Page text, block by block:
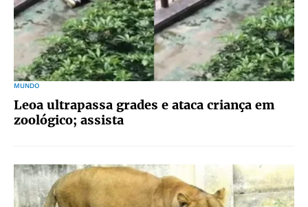
MUNDO
Leoa ultrapassa grades e ataca criança em
zoológico; assista